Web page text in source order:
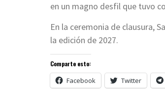
en un magno desfil que tuvo
En la ceremonia de clausura,
la edición de 2027.
Comparte esto:
Facebook Twitter